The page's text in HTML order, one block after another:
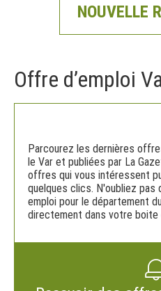
NOUVELLE
Offre d’emploi
Parcourez les dernières
le Var et publiées par La
offres qui vous intéressent
quelques clics. N'oubliez pas
emploi pour le département
directement dans votre